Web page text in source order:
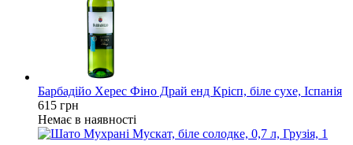
Барбадійо Херес Фіно Драй енд Крісп, біле сухе, Іспанія
615 грн
Немає в наявності